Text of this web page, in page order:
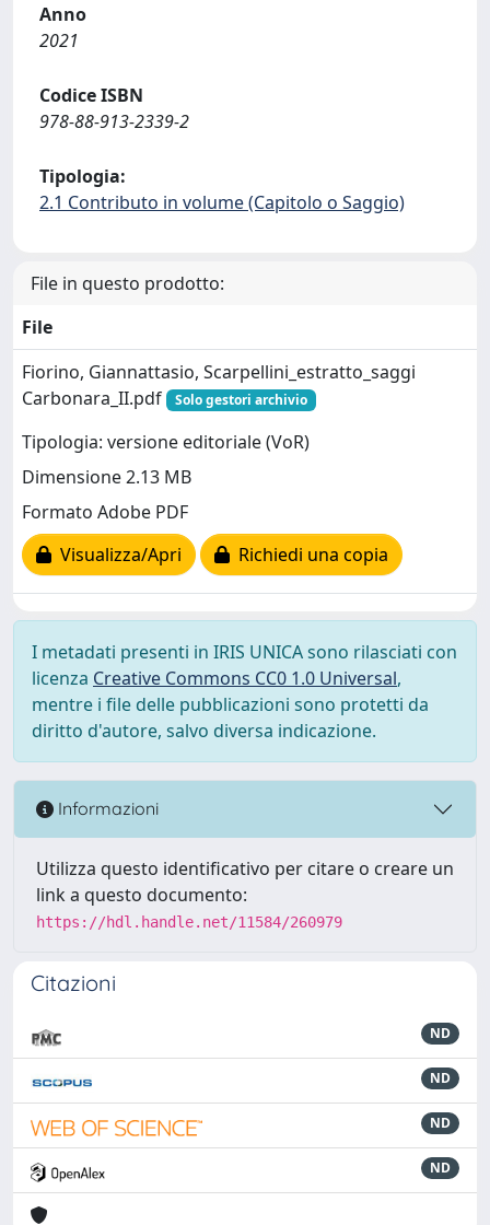
Anno
2021
Codice ISBN
978-88-913-2339-2
Tipologia:
2.1 Contributo in volume (Capitolo o Saggio)
File in questo prodotto:
File
Fiorino, Giannattasio, Scarpellini_estratto_saggi
Carbonara_II.pdf
Solo gestori archivio
Tipologia: versione editoriale (VoR)
Dimensione 2.13 MB
Formato Adobe PDF
Visualizza/Apri
Richiedi una copia
I metadati presenti in IRIS UNICA sono rilasciati con
licenza Creative Commons CC0 1.0 Universal,
mentre i file delle pubblicazioni sono protetti da
diritto d'autore, salvo diversa indicazione.
Informazioni
Utilizza questo identificativo per citare o creare un
link a questo documento:
https://hdl.handle.net/11584/260979
Citazioni
ND
ND
ND
ND